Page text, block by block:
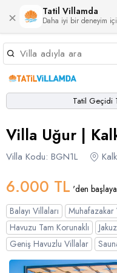
× Tatil Villamda
Daha iyi bir deneyim
Hakkımızda
Bölgeler
Bölgeler
Bodrum
Turgutreis
Çeşme
Alaçatı
Germiyan
Dalaman
Dalyan
Çalış
Çamköy
Çatalarık
Çiftlik
Eldirek
Bornova
Akbel
Bezirgan
Çavdır
Çayköy
Hacıoğlan
Ağullu
Bayındır
Çukurbağ
Gökçeören
Gökseki
Çamlı
Selimiye
Boğaziçi
Eşen
Karadere
Yakabağ
Villa
Villa
Balayı Villaları
Çift Jakuzili Villalar
Çocuk Havuzlu
Çocuk Oyun Alanı
Blog
Tatil Geçidi
Villa Uğur |
Villa Kodu: BGN1L
6.000 TL 'den
Balayı Villaları
Havuzu Tam Korunaklı
Geniş Havuzlu Villalar
Dil Seçiniz
German
Kur Seçiniz
Türk Lirası
TRY- TL EUR-
GBP- £
Favorilerim
Müsaitlik Takvimi
Müsaitlik Takvimi